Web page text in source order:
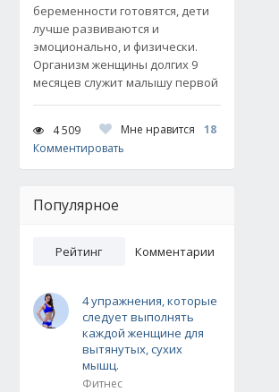
беременности готовятся, дети
лучше развиваются и
эмоционально, и физически.
Организм женщины долгих 9
месяцев служит малышу первой
4 509 Мне нравится
18
Комментировать
Популярное
Рейтинг Комментарии
4 упражнения, которые
следует выполнять
каждой женщине для
вытянутых, сухих
мышц.
Фитнес